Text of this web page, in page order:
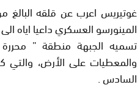
غوتيريس اعرب عن قلقه البالغ
المينورسو العسكري داعيا اياه
تسميه الجبهة منطقة ” محررة
والمعطيات على الأرض،
السادس .